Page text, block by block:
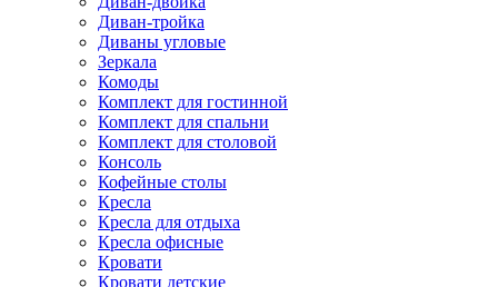
Диван-тройка
Диваны угловые
Зеркала
Комоды
Комплект для гостинной
Комплект для спальни
Комплект для столовой
Консоль
Кофейные столы
Кресла
Кресла для отдыха
Кресла офисные
Кровати
Кровати детские